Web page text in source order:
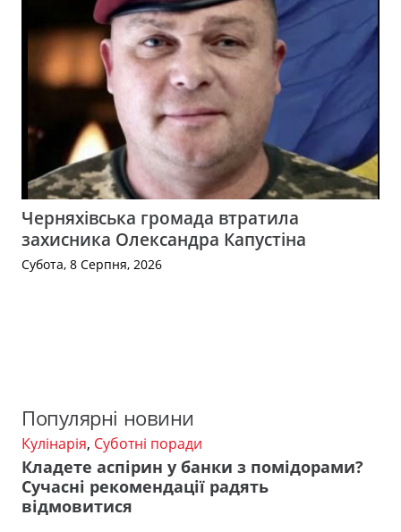
Черняхівська громада втратила
захисника Олександра Капустіна
Субота, 8 Серпня, 2026
Популярні новини
Кулінарія, Суботні поради
Кладете аспірин у банки з помідорами?
Сучасні рекомендації радять
відмовитися